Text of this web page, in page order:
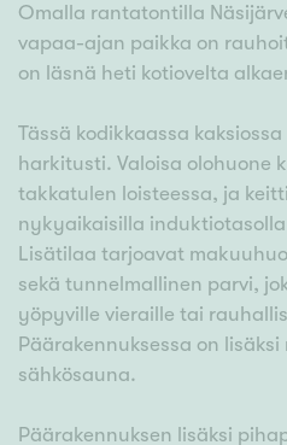
Omalla rantatontilla
vapaa-ajan paikka on
on läsnä heti kotiovelta
Tässä kodikkaassa
harkitusti. Valoisa olohuone
takkatulen loisteessa, ja
nykyaikaisilla
Lisätilaa tarjoavat
sekä tunnelmallinen parvi,
yöpyville vieraille tai
Päärakennuksessa on
sähkösauna.
Päärakennuksen lisäksi